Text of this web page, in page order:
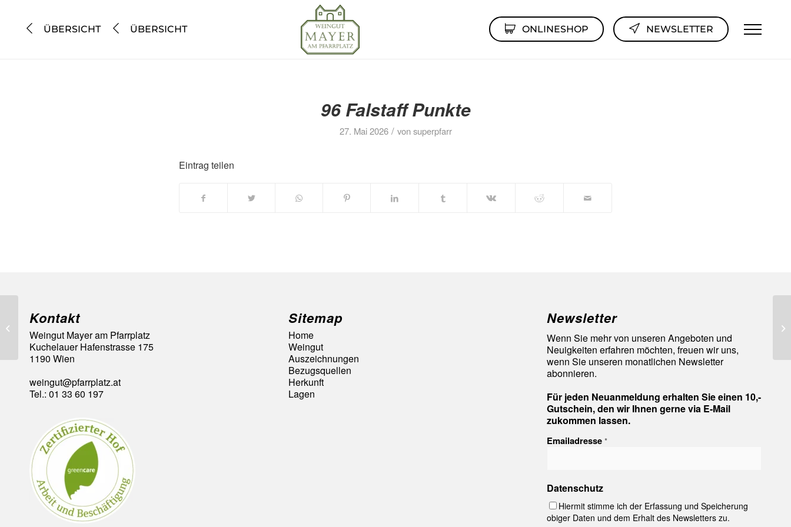
ÜBERSICHT ÜBERSICHT ONLINESHOP NEWSLETTER
96 Falstaff Punkte
27. Mai 2026 / vonsuperpfarr
Eintrag teilen
Kontakt
Weingut Mayer am Pfarrplatz
Kuchelauer Hafenstrasse 175
1190 Wien
weingut@pfarrplatz.at
Tel.: 01 33 60 197
Sitemap
Home
Weingut
Auszeichnungen
Bezugsquellen
Herkunft
Lagen
Newsletter
Wenn Sie mehr von unseren Angeboten und
Neuigkeiten erfahren möchten, freuen wir uns,
wenn Sie unseren monatlichen Newsletter
abonnieren.
Für jeden Neuanmeldung erhalten Sie einen 10,-
Gutschein, den wir Ihnen gerne via E-Mail
zukommen lassen.
Emailadresse*
Datenschutz
Hiermit stimme ich der Erfassung und Speicherung
obiger Daten und dem Erhalt des Newsletters zu.